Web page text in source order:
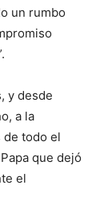
un rumbo
y desde
a la
de todo el
que dejó
el